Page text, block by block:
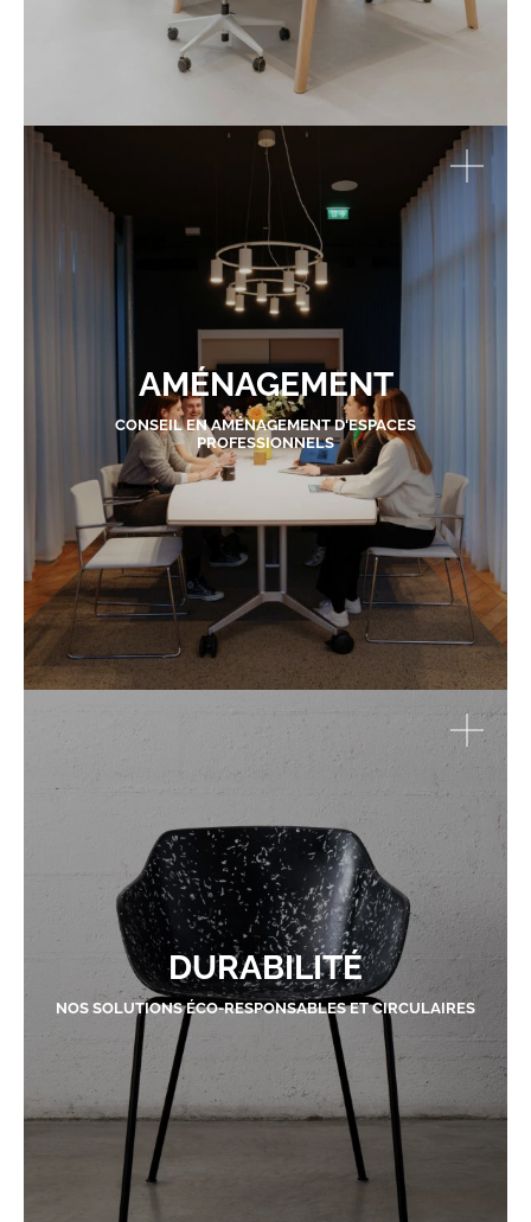
AMÉNAGEMENT
CONSEIL EN AMÉNAGEMENT D'ESPACES
PROFESSIONNELS
DURABILITÉ
NOS SOLUTIONS ÉCO-RESPONSABLES ET CIRCULAIRES